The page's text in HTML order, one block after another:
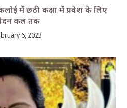
मेंं छठी कक्षा मेंं प्रवेश के लिए
कल तक
6, 2023